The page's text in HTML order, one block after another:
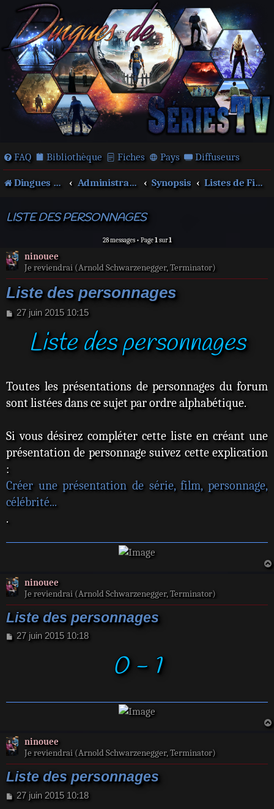
FAQ Bibliothèque Fiches Pays Diffuseurs
Dingues de séries télé ! Administration Synopsis Listes de Films, séries...
LISTE DES PERSONNAGES
28 messages • Page1sur1
ninouee
Je reviendrai (Arnold Schwarzenegger, Terminator)
Liste des personnages
M
27 juin 2015 10:15
Liste des personnages
Toutes les présentations de personnages du forum
sont listées dans ce sujet par ordre alphabétique.
Si vous désirez compléter cette liste en créant une
présentation de personnage suivez cette explication
:
Créer une présentation de série, film, personnage,
célébrité...
.
ninouee
Je reviendrai (Arnold Schwarzenegger, Terminator)
Liste des personnages
M
e
27 juin 2015 10:18
0 - 1
ninouee
Je reviendrai (Arnold Schwarzenegger, Terminator)
Liste des personnages
M
27 juin 2015 10:18